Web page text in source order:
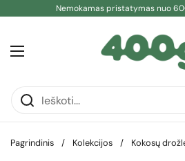
Pereiti prie turinioNemokamas pristatymas nuo
Atidaryti meniu
Pagrindinis / Kolekcijos / Kokosų